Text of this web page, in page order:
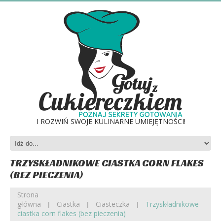
I ROZWIŃ SWOJE KULINARNE UMIEJĘTNOŚCI!
TRZYSKŁADNIKOWE CIASTKA CORN FLAKES
(BEZ PIECZENIA)
Strona
główna
Ciastka Ciasteczka
Trzyskładnikowe
ciastka corn flakes (bez pieczenia)